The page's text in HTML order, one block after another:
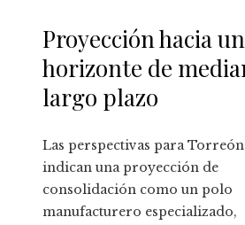
Proyección hacia un
horizonte de
largo plazo
Las perspectivas para Torreón
indican una proyección de
consolidación como un polo
manufacturero especializado,